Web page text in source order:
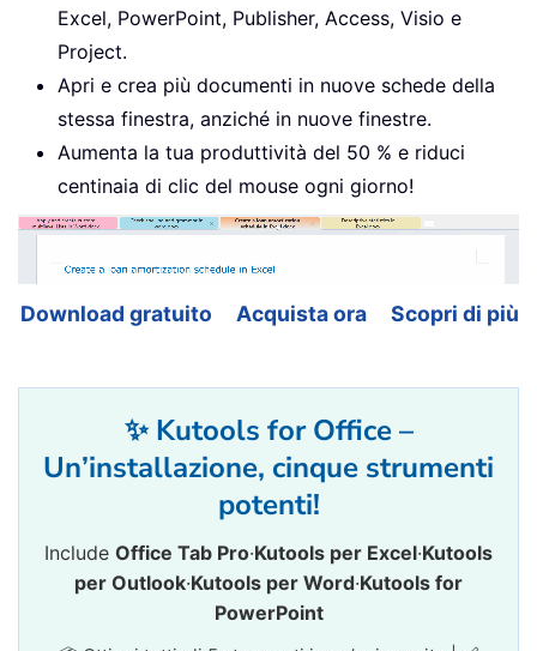
Excel, PowerPoint, Publisher, Access, Visio e
Project.
Apri e crea più documenti in nuove schede della
stessa finestra, anziché in nuove finestre.
Aumenta la tua produttività del 50 % e riduci
centinaia di clic del mouse ogni giorno!
Download gratuito Acquista ora Scopri di più
✨ Kutools for Office –
Un’installazione, cinque strumenti
potenti!
Include Office Tab Pro·Kutools per Excel·Kutools
per Outlook·Kutools per Word·Kutools for
PowerPoint